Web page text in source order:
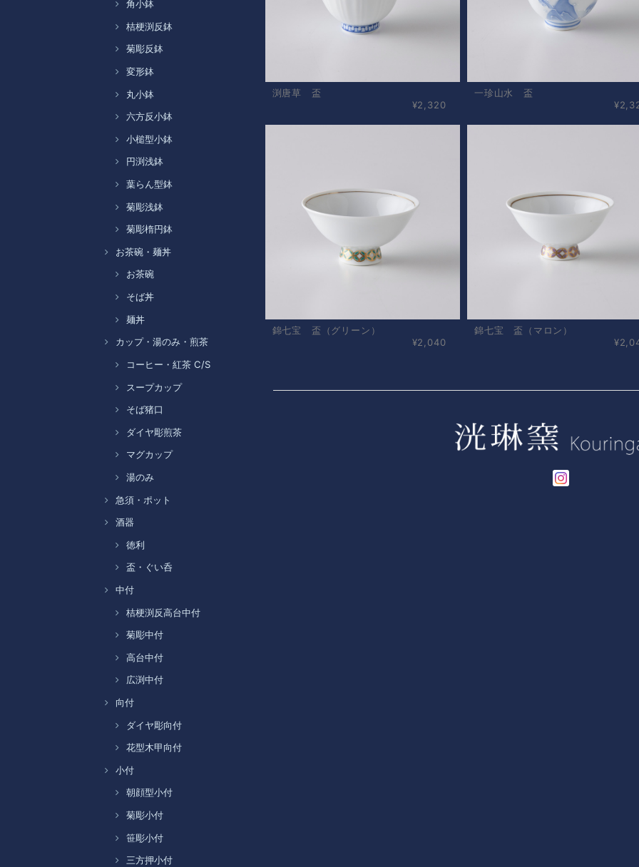
角小鉢
桔梗渕反鉢
菊彫反鉢
変形鉢
丸小鉢
六方反小鉢
小槌型小鉢
円渕浅鉢
葉らん型鉢
菊彫浅鉢
菊彫楕円鉢
お茶碗・麺丼
お茶碗
そば丼
麺丼
カップ・湯のみ・煎茶
コーヒー・紅茶 C/S
スープカップ
そば猪口
ダイヤ彫煎茶
マグカップ
湯のみ
急須・ポット
酒器
徳利
盃・ぐい呑
中付
桔梗渕反高台中付
菊彫中付
高台中付
広渕中付
向付
ダイヤ彫向付
花型木甲向付
小付
朝顔型小付
菊彫小付
笹彫小付
三方押小付
渕唐草 盃
¥2,320
一珍山水 盃
錦七宝 盃（グリーン）
¥2,040
錦七宝 盃（マロン）